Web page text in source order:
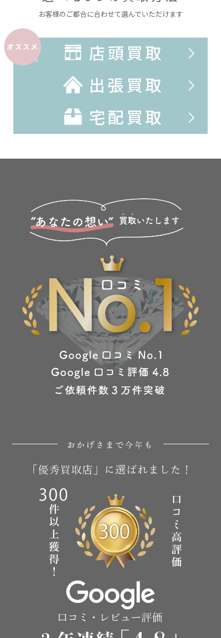
お客様のご都合に合わせて選んでいただけます
オススメ
店頭買取
出張買取
宅配買取